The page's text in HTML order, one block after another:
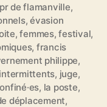
de flamanville,
,évasion
,femmes,festival,
, francis
philippe,
intermittents, juge,
, la poste,
déplacement,